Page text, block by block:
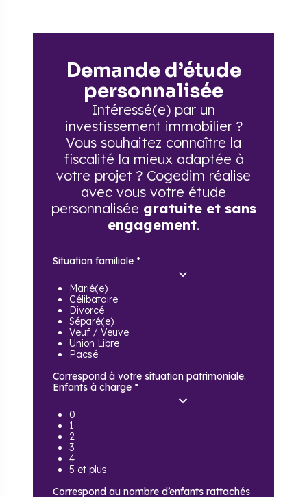
Demande d’étude
personnalisée
Intéressé(e) par un
investissement immobilier ?
Vous souhaitez connaître la
fiscalité la mieux adaptée à
votre projet ? Cogedim réalise
avec vous votre étude
personnalisée gratuite et sans
engagement.
Situation familiale *
Marié(e)
Célibataire
Divorcé
Séparé(e)
Veuf / Veuve
Union Libre
Pacsé
Correspond à votre situation patrimoniale.
Enfants à charge *
0
1
2
3
4
5 et plus
Correspond au nombre d’enfants rattachés